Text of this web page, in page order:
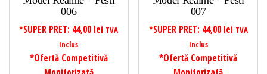
006
*SUPER PRET: 44,00 lei TVA
Inclus
*Ofertă Competitivă
007
*SUPER PRET: 44,00 lei TVA
Inclus
*Ofertă Competitivă